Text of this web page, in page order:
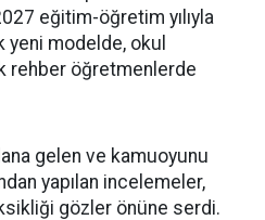
eğitim-öğretim yılıyla
modelde, okul
rehber öğretmenlerde
gelen ve kamuoyunu
yapılan incelemeler,
gözler önüne serdi.